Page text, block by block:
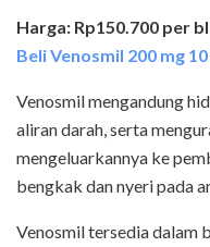
Harga: Rp150.700 per
Beli Venosmil 200 mg
Venosmil mengandung
aliran darah, serta
mengeluarkannya ke
bengkak dan nyeri pada
Venosmil tersedia dalam